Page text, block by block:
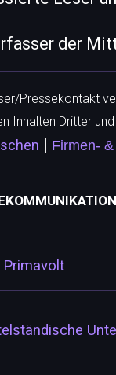
der
Pressekontakt
Inhalten Dritter
| Firmen-
Primavolt